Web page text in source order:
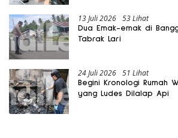
13 Juli 2026 53 Lihat
Dua Emak-emak di
Tabrak Lari
24 Juli 2026 51 Lihat
Begini Kronologi Rumah
yang Ludes Dilalap Api